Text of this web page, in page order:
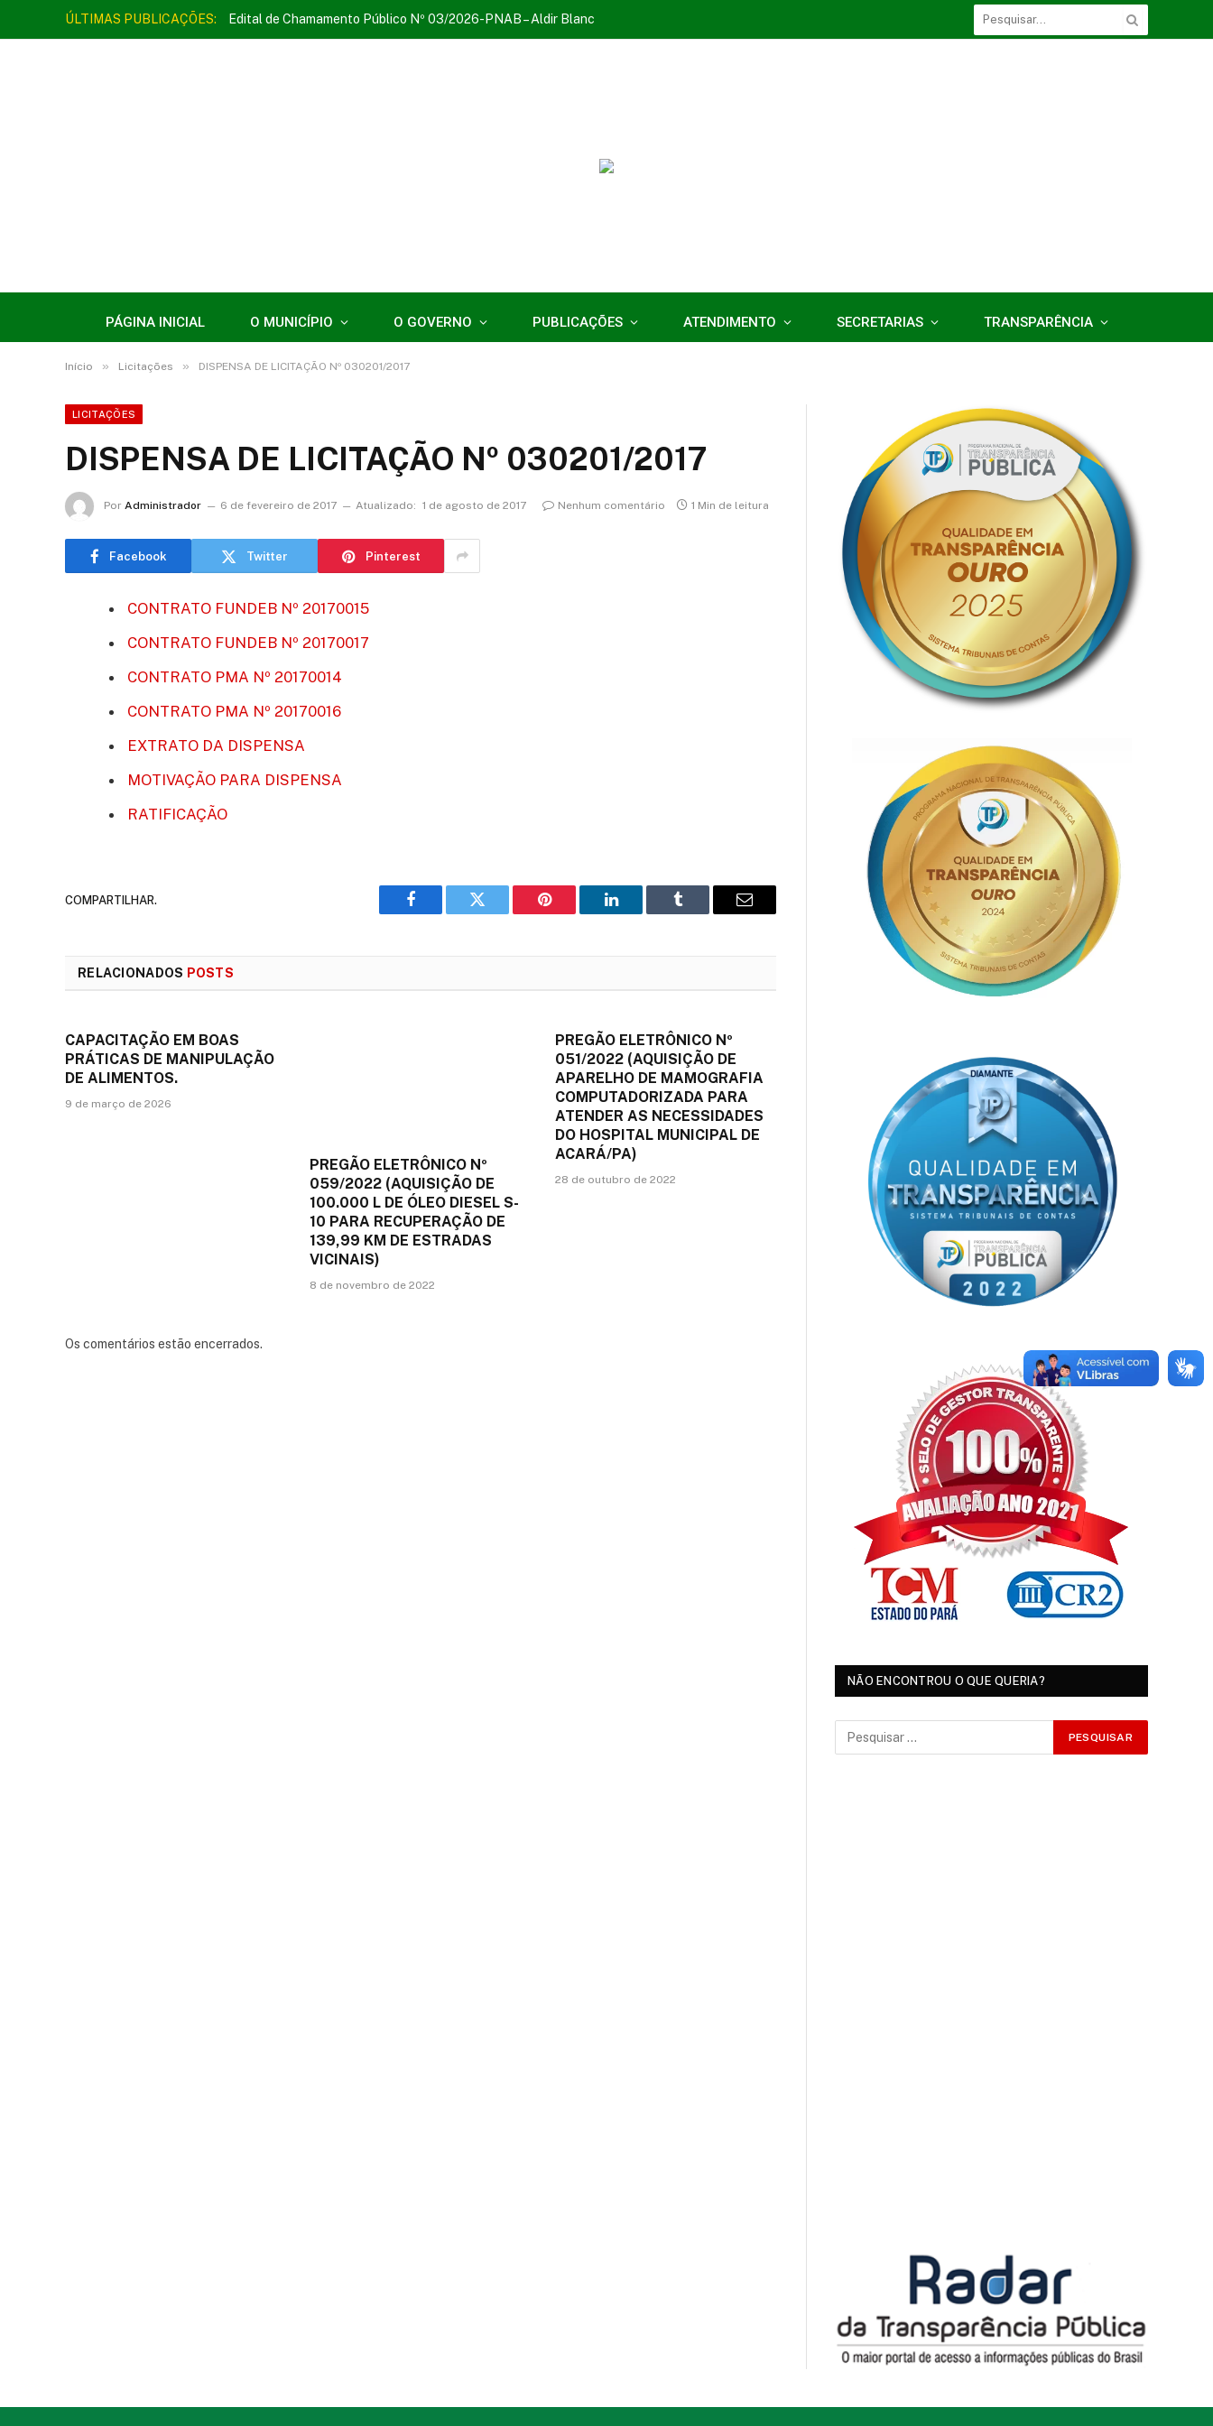
ÚLTIMAS PUBLICAÇÕES: Edital de Chamamento Público Nº 03/2026-PNAB – Aldir Blanc
PÁGINA INICIAL O MUNICÍPIO O GOVERNO PUBLICAÇÕES ATENDIMENTO SECRETARIAS TRANSPARÊNCIA
Início » Licitações » DISPENSA DE LICITAÇÃO Nº 030201/2017
LICITAÇÕES
DISPENSA DE LICITAÇÃO Nº 030201/2017
Por Administrador 6 de fevereiro de 2017 Atualizado: 1 de agosto de 2017 Nenhum comentário 1 Min de leitura
Facebook Twitter Pinterest
CONTRATO FUNDEB Nº 20170015
CONTRATO FUNDEB Nº 20170017
CONTRATO PMA Nº 20170014
CONTRATO PMA Nº 20170016
EXTRATO DA DISPENSA
MOTIVAÇÃO PARA DISPENSA
RATIFICAÇÃO
COMPARTILHAR.
Facebook Twitter Pinterest LinkedIn Tumblr
E-
RELACIONADOS POSTS
CAPACITAÇÃO EM BOAS
PRÁTICAS DE MANIPULAÇÃO
DE ALIMENTOS.
9 de março de 2026
PREGÃO ELETRÔNICO Nº
059/2022 (AQUISIÇÃO DE
100.000 L DE ÓLEO DIESEL S-
10 PARA RECUPERAÇÃO DE
139,99 KM DE ESTRADAS
VICINAIS)
8 de novembro de 2022
PREGÃO ELETRÔNICO Nº
051/2022 (AQUISIÇÃO DE
APARELHO DE MAMOGRAFIA
COMPUTADORIZADA PARA
ATENDER AS NECESSIDADES
DO HOSPITAL MUNICIPAL DE
ACARÁ/PA)
28 de outubro de 2022
Os comentários estão encerrados.
NÃO ENCONTROU O QUE QUERIA?